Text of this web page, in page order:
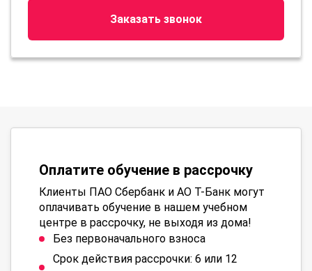
Заказать звонок
Оплатите обучение в рассрочку
Клиенты ПАО Сбербанк и АО Т-Банк могут
оплачивать обучение в нашем учебном
центре в рассрочку, не выходя из дома!
Без первоначального взноса
Срок действия рассрочки: 6 или 12